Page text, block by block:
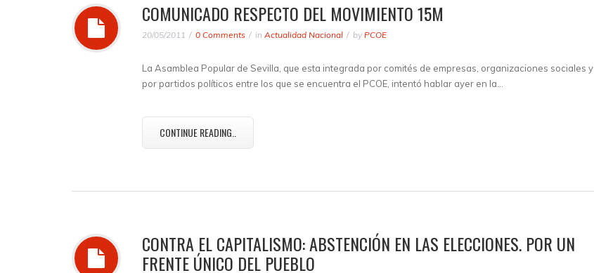
COMUNICADO RESPECTO DEL MOVIMIENTO 15M
20/05/2011 0 Comments in Actualidad Nacional by PCOE
La Asamblea Popular de Sevilla, que esta integrada por comités de empresas, organizaciones sociales y
por partidos políticos entre los que se encuentra el PCOE, intentó hablar ayer en la…
CONTINUE READING..
CONTRA EL CAPITALISMO: ABSTENCIÓN EN LAS ELECCIONES. POR UN
FRENTE ÚNICO DEL PUEBLO